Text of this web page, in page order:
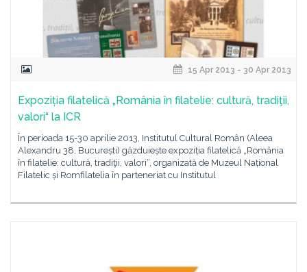
15 Apr 2013 - 30 Apr 2013
Expoziția filatelică „România în filatelie: cultură, tradiţii,
valori“ la ICR
În perioada 15-30 aprilie 2013, Institutul Cultural Român (Aleea
Alexandru 38, București) găzduiește expoziția filatelică „România
în filatelie: cultură, tradiţii, valori“, organizată de Muzeul Național
Filatelic și Romfilatelia în parteneriat cu Institutul